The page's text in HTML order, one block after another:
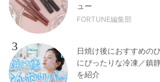
ュー
FORTUNE編集部
3
日焼け後におすすめの
にぴったりな冷凍／鎮
を紹介